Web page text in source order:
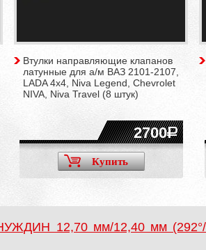
Втулки направляющие клапанов
латунные для а/м ВАЗ 2101-2107,
LADA 4x4, Niva Legend, Chevrolet
NIVA, Niva Travel (8 штук)
2700
Купить
12,70 мм/12,40 мм (292°/